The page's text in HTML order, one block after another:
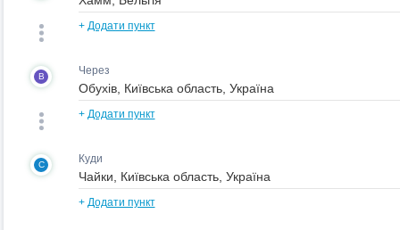
+ Додати пункт
B Через
+ Додати пункт
C Куди
+ Додати пункт